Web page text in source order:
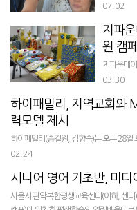
착한 곳은
한 여자 환
07.02
지파
원 캠
지파운데
육원 아동
는 어린이
03.30
하이패밀리, 지역교회와
력모델 제시
하이패밀리(송길원, 김향숙)는 오는 28일
역센터 ‘더 패밀리 플러스(The Family
02.24
시니어 영어 기초반, 미
서울시 관악복합평생교육센터(이하, 센